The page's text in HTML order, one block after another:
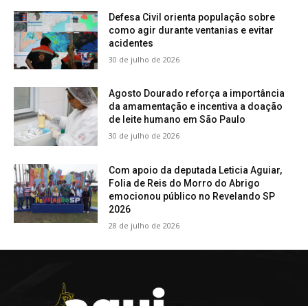
Defesa Civil orienta população sobre
como agir durante ventanias e evitar
acidentes
30 de julho de 2026
Agosto Dourado reforça a importância
da amamentação e incentiva a doação
de leite humano em São Paulo
30 de julho de 2026
Com apoio da deputada Leticia Aguiar,
Folia de Reis do Morro do Abrigo
emocionou público no Revelando SP
2026
28 de julho de 2026